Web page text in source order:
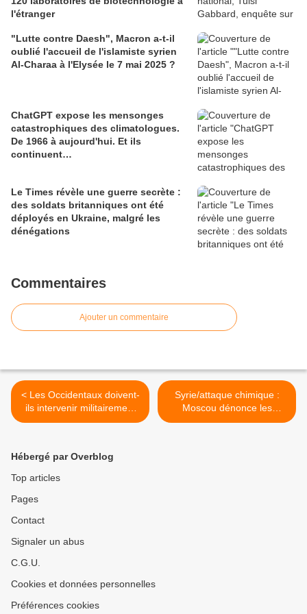
l'étranger
"Lutte contre Daesh", Macron a-t-il
oublié l'accueil de l'islamiste syrien
Al-Charaa à l'Elysée le 7 mai 2025 ?
ChatGPT expose les mensonges
catastrophiques des climatologues.
De 1966 à aujourd'hui. Et ils
continuent…
Le Times révèle une guerre secrète :
des soldats britanniques ont été
déployés en Ukraine, malgré les
dénégations
Commentaires
Ajouter un commentaire
< Les Occidentaux doivent-
ils intervenir militairement
en Syrie ? Non pour 79%
2013)
Syrie/attaque chimique :
Moscou dénonce les
contradictions de l'Occident,
Hébergé par Overblog
Top articles
Pages
Contact
Signaler un abus
C.G.U.
Cookies et données personnelles
Préférences cookies